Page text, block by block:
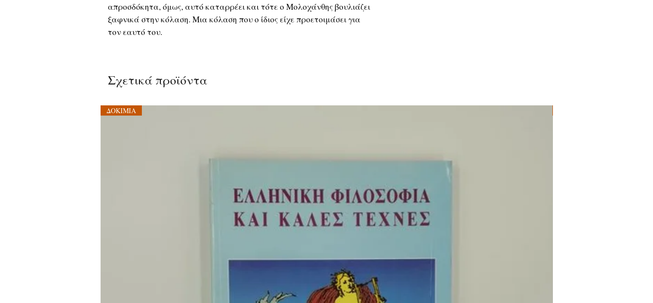
απροσδόκητα, όμως, αυτό καταρρέει και τότε ο Μολοχάνθης βουλιάζει
ξαφνικά στην κόλαση. Μια κόλαση που ο ίδιος είχε προετοιμάσει για
τον εαυτό του.
Σχετικά προϊόντα
ΔΟΚΙΜΙΑ